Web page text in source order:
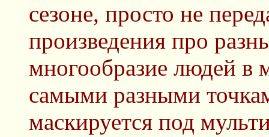
сезоне, просто не
произведения про
многообразие людей в
самыми разными
маскируется под